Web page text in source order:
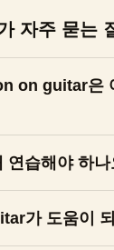
자주 묻는
on guitar은
연습해야 하나
가 도움이